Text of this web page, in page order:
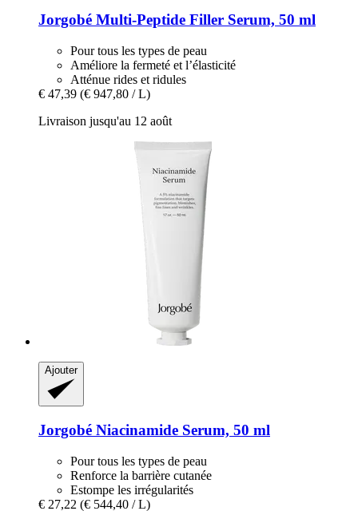
Jorgobé Multi-​Peptide Filler Serum, 50 ml
Pour tous les types de peau
Améliore la fermeté et l’élasticité
Atténue rides et ridules
€ 47,39 (€ 947,80 / L)
Livraison jusqu'au 12 août
Ajouter
Jorgobé Niacinamide Serum, 50 ml
Pour tous les types de peau
Renforce la barrière cutanée
Estompe les irrégularités
€ 27,22 (€ 544,40 / L)